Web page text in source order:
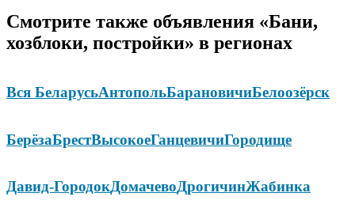
Смотрите также объявления «Бани,
хозблоки, постройки» в регионах
Вся БеларусьАнтопольБарановичиБелоозёрск
БерёзаБрестВысокоеГанцевичиГородище
Давид-ГородокДомачевоДрогичинЖабинка